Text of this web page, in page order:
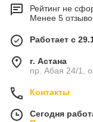
Рейтинг не
Менее 5
Работает с
г. Астана
пр. Абая 24/1,
Контакты
Сегодня